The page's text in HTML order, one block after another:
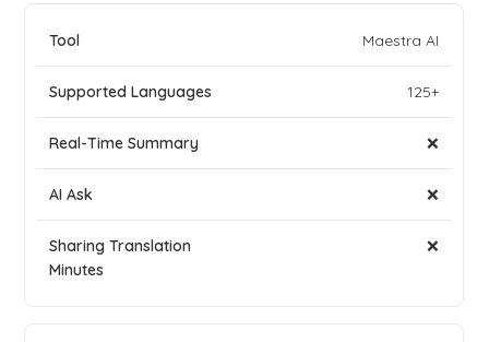
Maestra AI
125+
❌
❌
❌